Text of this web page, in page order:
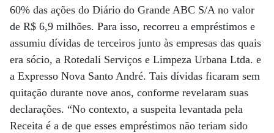
60% das ações do Diário do Grande ABC S/A no valor
de R$ 6,9 milhões. Para isso, recorreu a empréstimos e
assumiu dívidas de terceiros junto às empresas das quais
era sócio, a Rotedali Serviços e Limpeza Urbana Ltda. e
a Expresso Nova Santo André. Tais dívidas ficaram sem
quitação durante nove anos, conforme revelaram suas
declarações. “No contexto, a suspeita levantada pela
Receita é a de que esses empréstimos não teriam sido